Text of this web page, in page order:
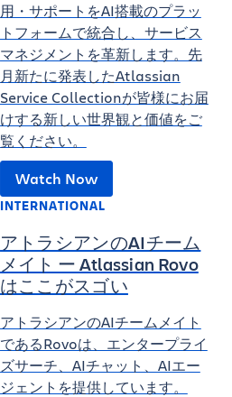
用・サポートをAI搭載のプラッ
トフォームで統合し、サービス
マネジメントを革新します。先
月新たに発表したAtlassian
Service Collectionが皆様にお届
けする新しい世界観と価値をご
覧ください。
Watch Now
INTERNATIONAL
アトラシアンのAIチーム
メイト ー Atlassian Rovo
はここがスゴい
アトラシアンのAIチームメイト
であるRovoは、エンタープライ
ズサーチ、AIチャット、AIエー
ジェントを提供しています。